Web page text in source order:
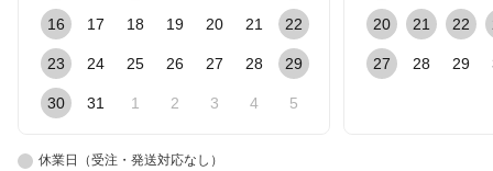
16 17 18 19 20 21 22
23 24 25 26 27 28 29
30 31 1 2 3 4 5
20 21 22
27 28 29
休業日（受注・発送対応なし）